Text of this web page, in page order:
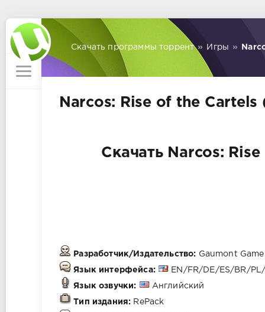
Скачать программы торрент » Игры »
Narcos: Rise of the Cartels
Скачать Narcos:
Разработчик/Издательство: Gaumont
Язык интерфейса: EN/FR/DE/ES/BR/
Язык озвучки: Английский
Тип издания: RePack